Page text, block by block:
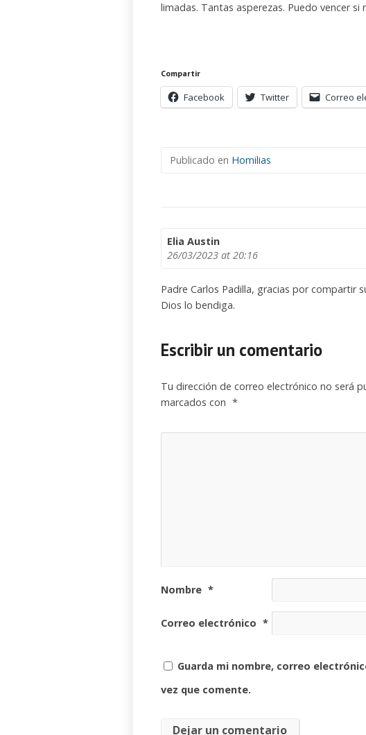
limadas. Tantas asperezas. Puedo vencer
Compartir
Facebook Twitter Correo
Publicado en Homilias
Elia Austin
26/03/2023 at 20:16
Padre Carlos Padilla, gracias por compartir
Dios lo bendiga.
Escribir un comentario
Tu dirección de correo electrónico no será
marcados con *
Nombre *
Correo electrónico *
Guarda mi nombre, correo
vez que comente.